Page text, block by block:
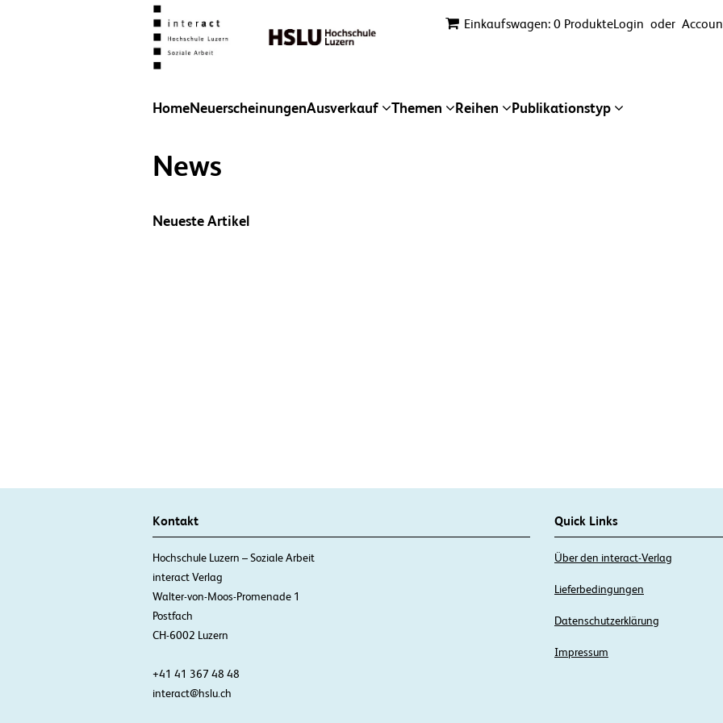
Einkaufswagen: 0 ProdukteLogin oder
HomeNeuerscheinungenAusverkauf Themen Reihen Publikationstyp
News
Neueste Artikel
Kontakt
Hochschule Luzern – Soziale Arbeit
interact Verlag
Walter-von-Moos-Promenade 1
Postfach
CH-6002 Luzern
+41 41 367 48 48
interact@hslu.ch
Quick Links
Über den interact-Verlag
Lieferbedingungen
Datenschutzerklärung
Impressum